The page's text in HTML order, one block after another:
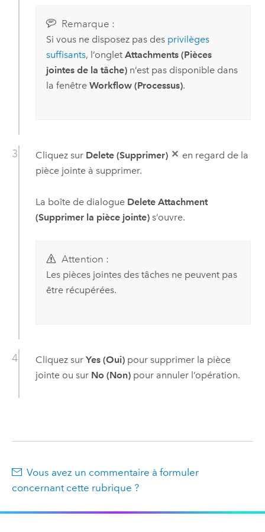
Remarque :
Si vous ne disposez pas des privilèges
suffisants, l’onglet Attachments (Pièces
jointes de la tâche)n’est pas disponible dans
la fenêtre Workflow (Processus).
Cliquez sur Delete (Supprimer)
en regard de la
pièce jointe à supprimer.
La boîte de dialogue Delete Attachment
(Supprimer la pièce jointe)s’ouvre.
Attention :
Les pièces jointes des tâches ne peuvent pas
être récupérées.
Cliquez sur Yes (Oui)pour supprimer la pièce
jointe ou sur No (Non)pour annuler l’opération.
Vous avez un commentaire à formuler
concernant cette rubrique ?